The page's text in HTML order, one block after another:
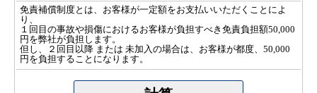
免責補償制度とは、お客様が一定額をお支払いいただくことによ
り、
１回目の事故や損傷におけるお客様が負担すべき免責負担額50,000
円を弊社が負担します。
但し、２回目以降 または 未加入の場合は、お客様が都度、50,000
円を負担することになります。